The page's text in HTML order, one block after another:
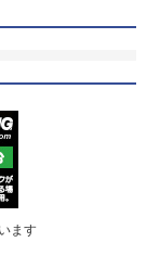
ます